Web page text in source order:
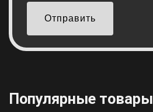
Отправить
Популярные товары